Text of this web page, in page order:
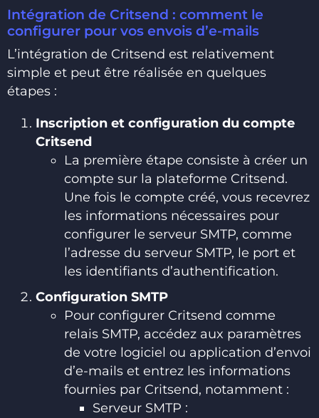
Intégration de Critsend : comment le
configurer pour vos envois d’e-mails
L’intégration de Critsend est relativement
simple et peut être réalisée en quelques
étapes :
Inscription et configuration du compte
Critsend
La première étape consiste à créer un
compte sur la plateforme Critsend.
Une fois le compte créé, vous recevrez
les informations nécessaires pour
configurer le serveur SMTP, comme
l’adresse du serveur SMTP, le port et
les identifiants d’authentification.
Configuration SMTP
Pour configurer Critsend comme
relais SMTP, accédez aux paramètres
de votre logiciel ou application d’envoi
d’e-mails et entrez les informations
fournies par Critsend, notamment :
Serveur SMTP :